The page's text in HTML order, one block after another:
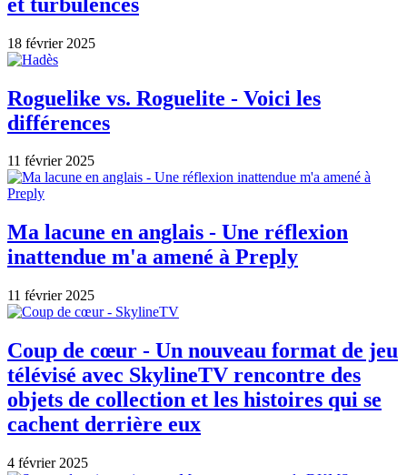
18 février 2025
Roguelike vs. Roguelite - Voici les
différences
11 février 2025
Ma lacune en anglais - Une réflexion
inattendue m'a amené à Preply
11 février 2025
Coup de cœur - Un nouveau format de jeu
télévisé avec SkylineTV rencontre des
objets de collection et les histoires qui se
cachent derrière eux
4 février 2025